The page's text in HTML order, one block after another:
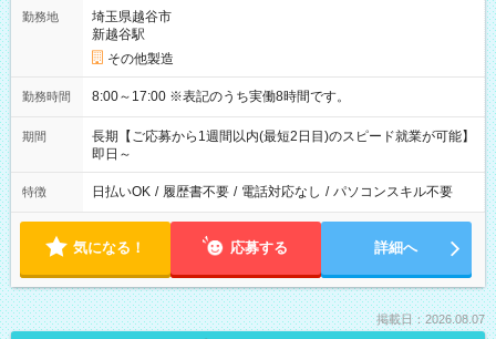
勤務地
埼玉県越谷市
新越谷駅
その他製造
勤務時間 8:00～17:00 ※表記のうち実働8時間です。
期間
長期【ご応募から1週間以内(最短2日目)のスピード就業が可能】
即日～
特徴 日払いOK / 履歴書不要 / 電話対応なし / パソコンスキル不要
気になる！ 応募する 詳細へ
掲載日：2026.08.07